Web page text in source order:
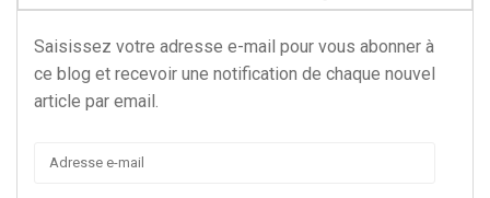
Saisissez votre adresse e-mail pour vous abonner à
ce blog et recevoir une notification de chaque nouvel
article par email.
Adresse